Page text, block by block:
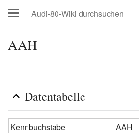
AAH
Datentabelle
Kennbuchstabe
AAH